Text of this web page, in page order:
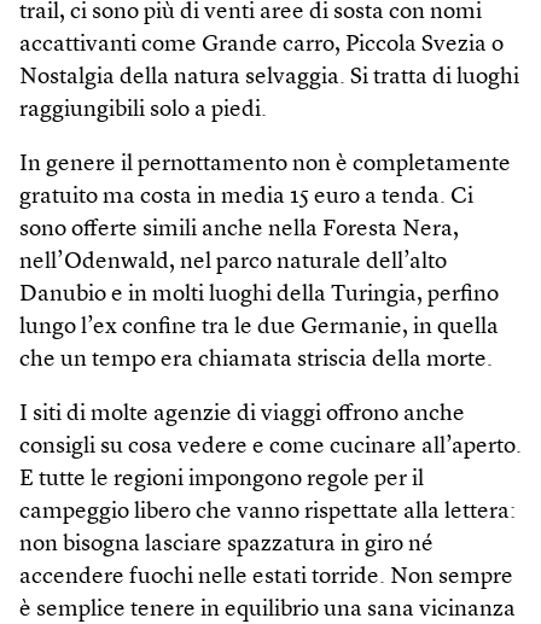
trail, ci sono più di venti aree di sosta con nomi
accattivanti come Grande carro, Piccola Svezia o
Nostalgia della natura selvaggia. Si tratta di luoghi
raggiungibili solo a piedi.
In genere il pernottamento non è completamente
gratuito ma costa in media 15 euro a tenda. Ci
sono offerte simili anche nella Foresta Nera,
nell’Odenwald, nel parco naturale dell’alto
Danubio e in molti luoghi della Turingia, perfino
lungo l’ex confine tra le due Germanie, in quella
che un tempo era chiamata striscia della morte.
I siti di molte agenzie di viaggi offrono anche
consigli su cosa vedere e come cucinare all’aperto.
E tutte le regioni impongono regole per il
campeggio libero che vanno rispettate alla lettera:
non bisogna lasciare spazzatura in giro né
accendere fuochi nelle estati torride. Non sempre
è semplice tenere in equilibrio una sana vicinanza